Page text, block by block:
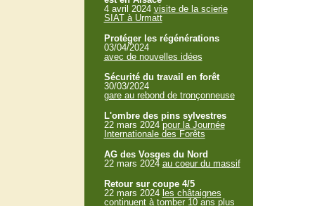
4 avril 2024 visite de la scierie
SIAT à Urmatt
Protéger les régénérations
03/04/2024
avec de nouvelles idées
Sécurité du travail en forêt
30/03/2024
gare au rebond de tronçonneuse
L'ombre des pins sylvestres
22 mars 2024 pour la Journée
Internationale des Forêts
AG des Vosges du Nord
22 mars 2024 au coeur du massif
Retour sur coupe 4/5
22 mars 2024 les châtaignes
continuent à tomber 10 ans plus